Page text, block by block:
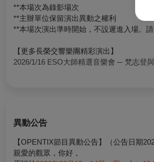
**本場次為錄影場次
**主辦單位保留演出異動之權利
**本場次演出準時開始，不設遲進入場。
【更多長榮交響樂團精彩演出】
2026/1/16 ESO大師精選音樂會 ─ 梵志登
異動公告
【OPENTIX節目異動公告】（公告日期
親愛的觀眾，你好，